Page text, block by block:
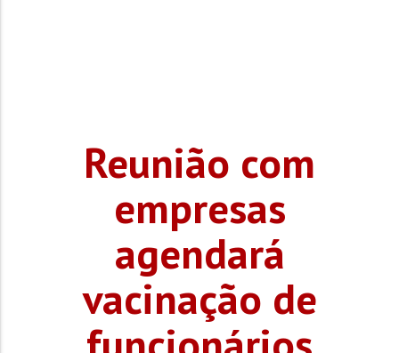
Reunião com
empresas
agendará
vacinação de